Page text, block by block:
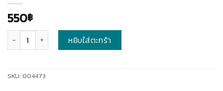
550฿
หยิบใส่ตะกร้า
SKU: 004473